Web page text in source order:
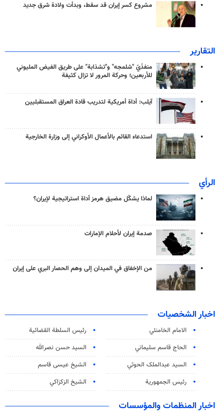
مشروع كسر إيران قد سقط، وبدأت ولادة شرق جديد
التقارير
منفذَيّ "شلمجه" و"تشذابة" على طريق الفيض المليوني
للأربعين؛ وحركة المرور لا تزال كثيفة
آيلب: أداة أمريكية لتدريب قادة العراق المستقبليين
استدعاء القائم بالأعمال الأوكراني إلى وزارة الخارجية
الرأي
لماذا يشكّل مضيق هرمز أداة استراتيجية لإيران؟
صدمة إيران لأحلام الإمارات
من الإخفاق في الميدان إلى وهم الحصار البري على إيران
اخبار الشخصيات
الامام الخامنئي
رئیس السلطة القضائیة
الحاج قاسم سليماني
السيد حسن نصرالله
السید عبدالملک الحوثي
الشيخ عيسى قاسم
رئيس الجمهورية
الشيخ الزكزاكي
اخبار المنظمات والمؤسسات